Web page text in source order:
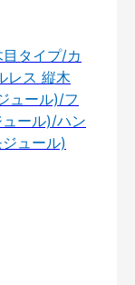
タイプ/カ
レス 縦木
ュール)/フ
ール)/ハン
ュール)